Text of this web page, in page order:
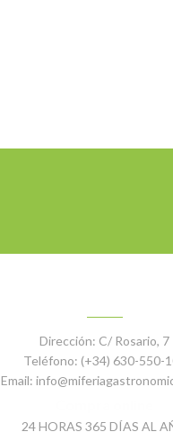
Dirección: C/ Rosario, 7
Teléfono: (+34) 630-550-
Email:
24 HORAS 365 DÍAS AL